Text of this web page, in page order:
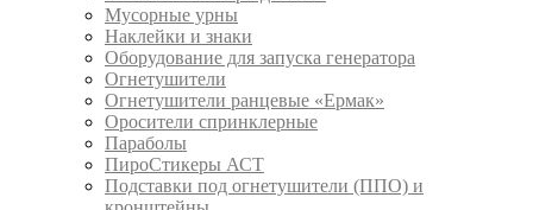
Мусорные урны
Наклейки и знаки
Оборудование для запуска генератора
Огнетушители
Огнетушители ранцевые «Ермак»
Оросители спринклерные
Параболы
ПироСтикеры АСТ
Подставки под огнетушители (ППО) и